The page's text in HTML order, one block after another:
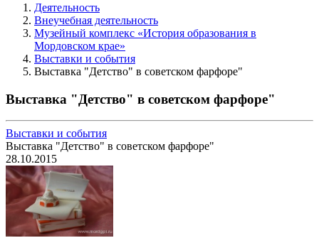
Деятельность
Внеучебная деятельность
Музейный комплекс «История образования в
Мордовском крае»
Выставки и события
Выставка "Детство" в советском фарфоре"
Выставка "Детство" в советском фарфоре"
Выставки и события
Выставка "Детство" в советском фарфоре"
28.10.2015